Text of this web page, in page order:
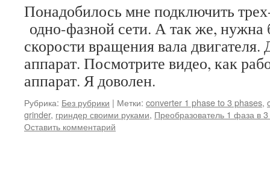
Понадобилось мне подключить
одно-фазной сети. А так же, нужна
скорости вращения вала двигателя.
аппарат. Посмотрите видео, как
аппарат. Я доволен.
Рубрика: Без рубрики | Метки: converter 1 phase to 3 phases,
grinder, гриндер своими руками, Преобразователь 1 фаза в
Оставить комментарий